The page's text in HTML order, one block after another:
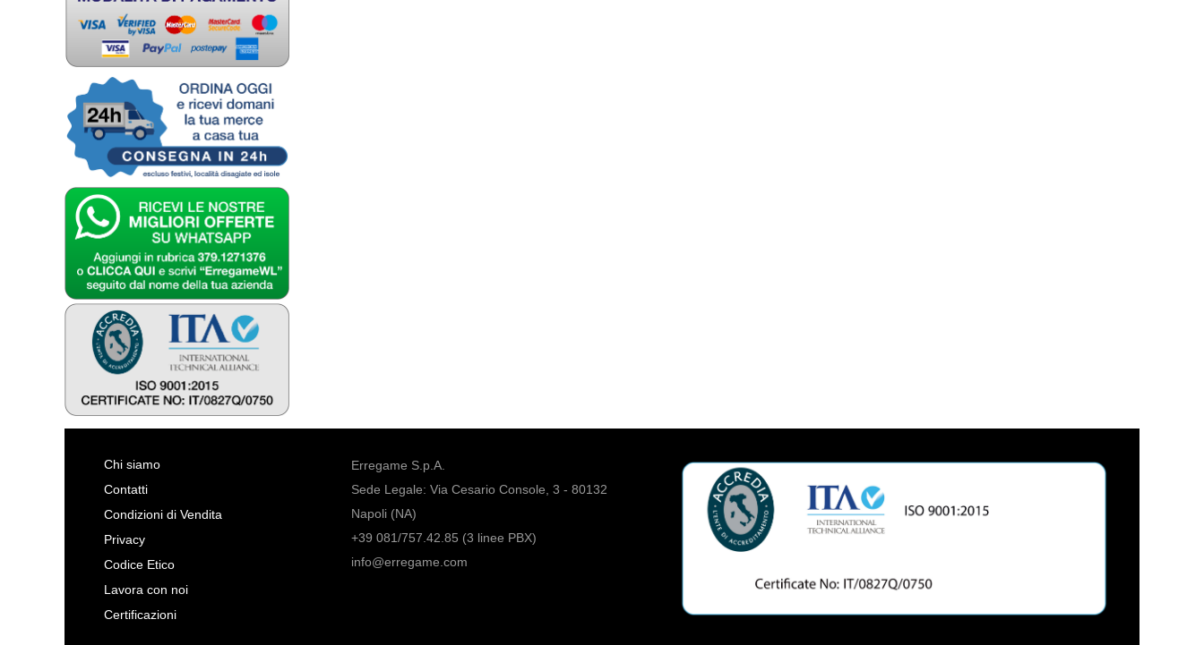
Chi siamo
Contatti
Condizioni di Vendita
Privacy
Codice Etico
Lavora con noi
Certificazioni
Erregame S.p.A.
Sede Legale: Via Cesario Console, 3 - 80132
Napoli (NA)
+39 081/757.42.85 (3 linee PBX)
info@erregame.com